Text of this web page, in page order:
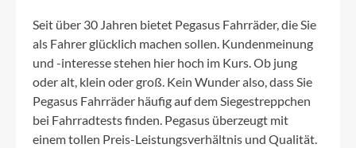
Seit über 30 Jahren bietet Pegasus Fahrräder, die Sie
als Fahrer glücklich machen sollen. Kundenmeinung
und -interesse stehen hier hoch im Kurs. Ob jung
oder alt, klein oder groß. Kein Wunder also, dass Sie
Pegasus Fahrräder häufig auf dem Siegestreppchen
bei Fahrradtests finden. Pegasus überzeugt mit
einem tollen Preis-Leistungsverhältnis und Qualität.